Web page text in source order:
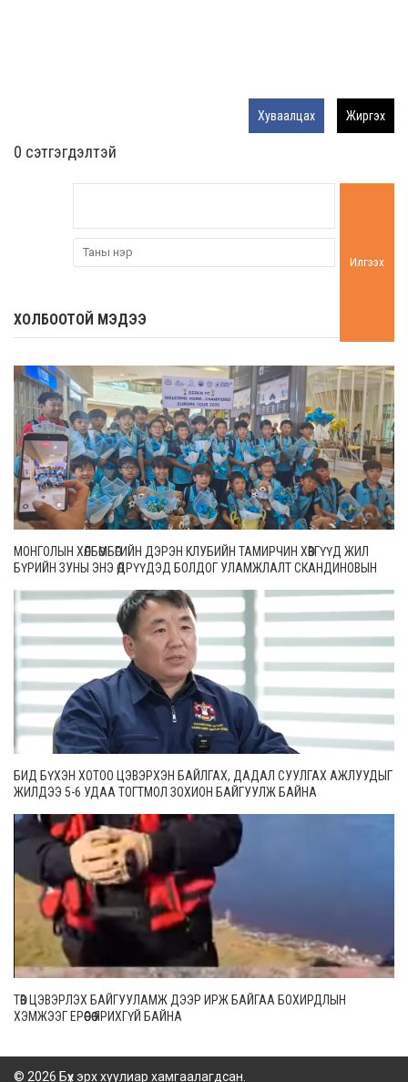
Хуваалцах Жиргэх
0 cэтгэгдэлтэй
Илгээх
ХОЛБООТОЙ МЭДЭЭ
МОНГОЛЫН ХӨЛБӨМБӨГИЙН ДЭРЭН КЛУБИЙН ТАМИРЧИН ХӨВГҮҮД ЖИЛ
БҮРИЙН ЗУНЫ ЭНЭ ӨДРҮҮДЭД БОЛДОГ УЛАМЖЛАЛТ СКАНДИНОВЫН
БИД БҮХЭН ХОТОО ЦЭВЭРХЭН БАЙЛГАХ, ДАДАЛ СУУЛГАХ АЖЛУУДЫГ
ЖИЛДЭЭ 5-6 УДАА ТОГТМОЛ ЗОХИОН БАЙГУУЛЖ БАЙНА
ТӨВ ЦЭВЭРЛЭХ БАЙГУУЛАМЖ ДЭЭР ИРЖ БАЙГАА БОХИРДЛЫН
ХЭМЖЭЭГ ЕРӨӨСӨӨ ЯРИХГҮЙ БАЙНА
© 2026 Бүх эрх хуулиар хамгаалагдсан.